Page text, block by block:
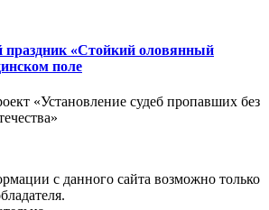
праздник «Стойкий оловянный
поле
«Установление судеб пропавших без
с данного сайта возможно только